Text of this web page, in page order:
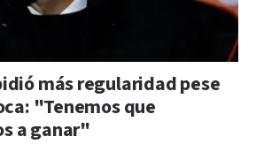
más regularidad pese
"Tenemos que
a ganar"